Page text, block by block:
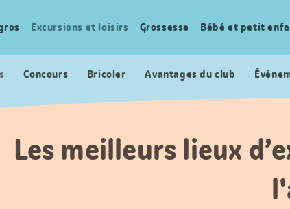
Excursions et loisirs Grossesse Bébé et petit
Concours Bricoler Avantages du club
Les meilleurs lieux